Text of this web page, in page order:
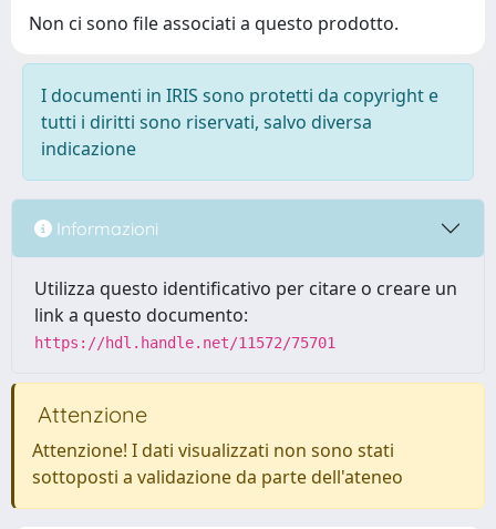
Non ci sono file associati a questo prodotto.
I documenti in IRIS sono protetti da copyright e
tutti i diritti sono riservati, salvo diversa
indicazione
Informazioni
Utilizza questo identificativo per citare o creare un
link a questo documento:
https://hdl.handle.net/11572/75701
Attenzione
Attenzione! I dati visualizzati non sono stati
sottoposti a validazione da parte dell'ateneo